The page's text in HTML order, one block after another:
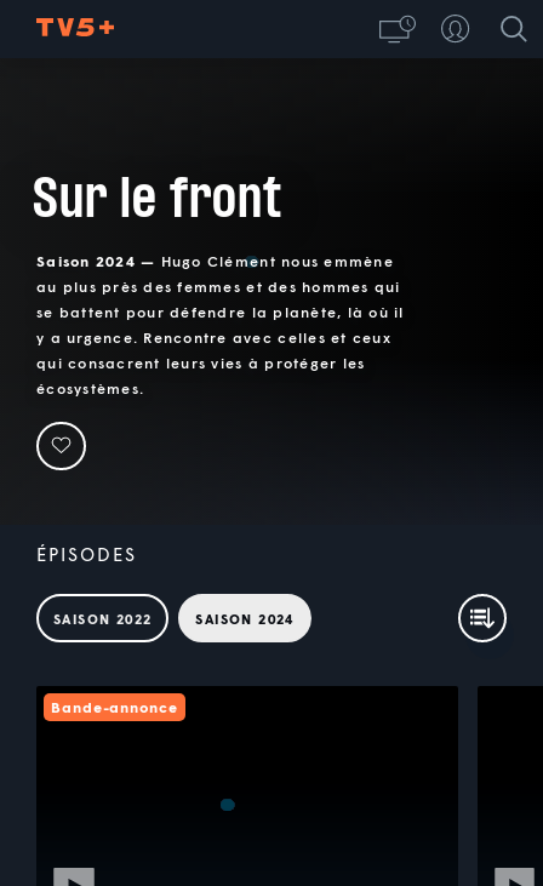
Sur le front
Saison 2024 — Hugo Clément nous emmène
au plus près des femmes et des hommes qui
se battent pour défendre la planète, là où il
y a urgence. Rencontre avec celles et ceux
qui consacrent leurs vies à protéger les
écosystèmes.
ÉPISODES
SAISON 2022 SAISON 2024
Bande-annonce